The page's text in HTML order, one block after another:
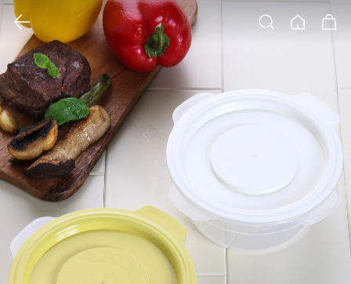
클릭 시 이미지 확대 보기 팝업 열림